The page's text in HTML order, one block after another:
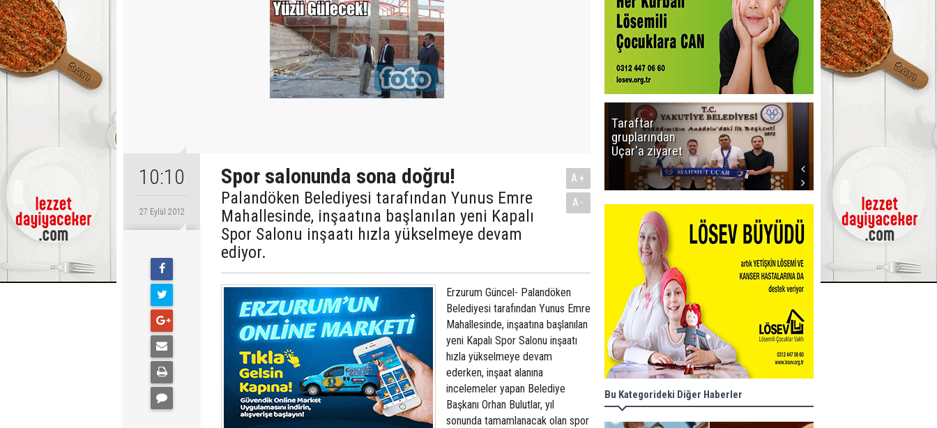
10:10
27 Eylül 2012
Spor salonunda sona doğru!
Palandöken Belediyesi tarafından Yunus Emre
Mahallesinde, inşaatına başlanılan yeni Kapalı
Spor Salonu inşaatı hızla yükselmeye devam
ediyor.
A+
A-
Erzurum Güncel- Palandöken
Belediyesi tarafından Yunus Emre
Mahallesinde, inşaatına başlanılan
yeni Kapalı Spor Salonu inşaatı
hızla yükselmeye devam
ederken, inşaat alanına
incelemeler yapan Belediye
Başkanı Orhan Bulutlar, yıl
sonunda tamamlanacak olan spor
Taraftar
gruplarından
Uçar'a ziyaret
başlıyor! İlk
düdük Bolu'da
çalacak
Bu Kategorideki Diğer Haberler